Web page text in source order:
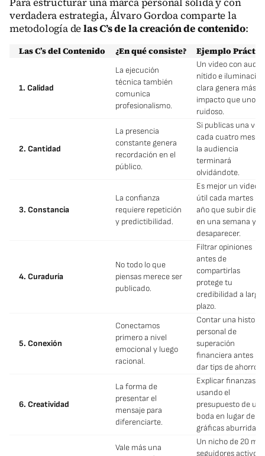
verdadera estrategia, Álvaro Gordoa comparte la
metodología delas C’s de la creación de contenido:
Las C’s del Contenido ¿En qué consiste? Ejemplo
1. Calidad
La ejecución
técnica también
comunica
profesionalismo.
Un video con audio
nítido e iluminación
clara genera más
impacto que uno
ruidoso.
2. Cantidad
La presencia
constante genera
recordación en el
público.
Si publicas una vez
cada cuatro meses,
la audiencia
terminará
olvidándote.
3. Constancia
La confianza
requiere repetición
y predictibilidad.
Es mejor un video
útil cada martes del
año que subir diez
en una semana y
desaparecer.
4. Curaduría
No todo lo que
piensas merece ser
publicado.
Filtrar opiniones
antes de
compartirlas
protege tu
credibilidad a largo
plazo.
5. Conexión
Conectamos
primero a nivel
emocional y luego
racional.
Contar una historia
personal de
superación
financiera antes de
dar tips de ahorro.
6. Creatividad
La forma de
presentar el
mensaje para
diferenciarte.
Explicar finanzas
usando el
presupuesto de una
boda en lugar de
gráficas aburridas.
Vale más una
Un nicho de 20 mil
seguidores activos